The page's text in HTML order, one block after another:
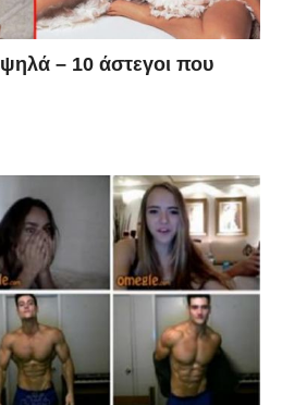
– 10 άστεγοι που